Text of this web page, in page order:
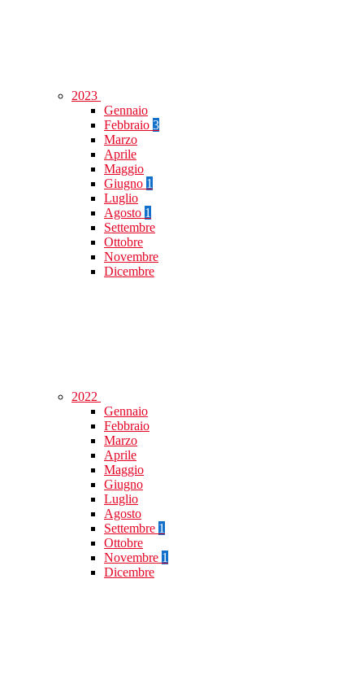
2023
Gennaio
Febbraio 3
Marzo
Aprile
Maggio
Giugno 1
Luglio
Agosto 1
Settembre
Ottobre
Novembre
Dicembre
2022
Gennaio
Febbraio
Marzo
Aprile
Maggio
Giugno
Luglio
Agosto
Settembre 1
Ottobre
Novembre 1
Dicembre